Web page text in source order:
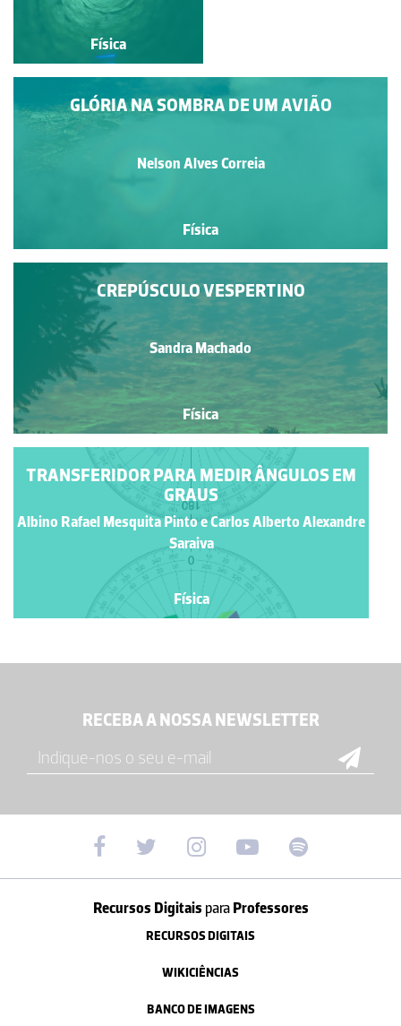
Física
Física
GLÓRIA NA SOMBRA DE UM AVIÃO
Nelson Alves Correia
Física
CREPÚSCULO VESPERTINO
Sandra Machado
Física
TRANSFERIDOR PARA MEDIR ÂNGULOS EM
GRAUS
Albino Rafael Mesquita Pinto e Carlos Alberto Alexandre
Saraiva
Física
RECEBA A NOSSA NEWSLETTER
Recursos Digitais paraProfessores
RECURSOS DIGITAIS
WIKICIÊNCIAS
BANCO DE IMAGENS